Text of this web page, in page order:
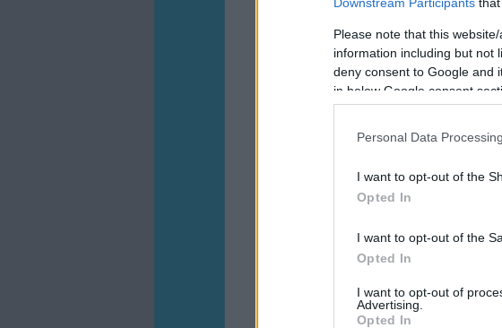
Please note that this
information including but not
deny consent to Google and
in below Google consent
Personal Data
I want to opt-out of the
Opted In
I want to opt-out of the
Opted In
I want to opt-out of
Advertising.
Opted In